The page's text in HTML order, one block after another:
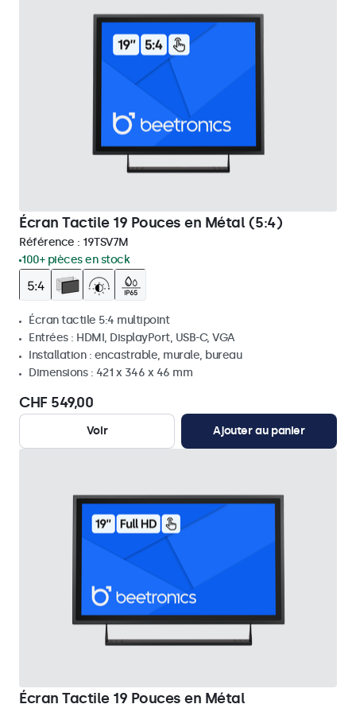
Écran Tactile 19 Pouces en Métal (5:4)
Référence : 19TSV7M
100+ pièces en stock
Écran tactile 5:4 multipoint
Entrées : HDMI, DisplayPort, USB-C, VGA
Installation : encastrable, murale, bureau
Dimensions : 421 x 346 x 46 mm
CHF 549,00
Voir Ajouter au panier
Écran Tactile 19 Pouces en Métal